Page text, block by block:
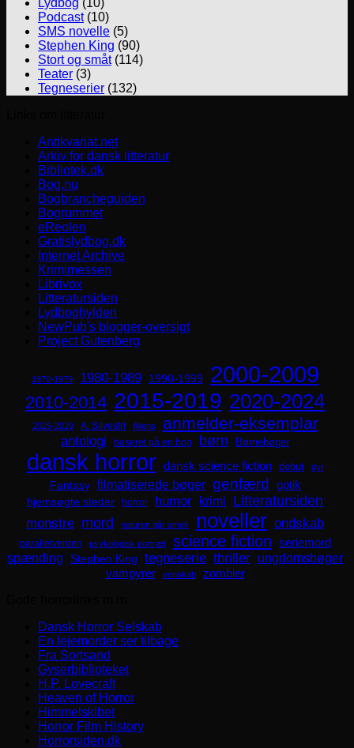
Lydbog (10)
Podcast(10)
SMS novelle (5)
Stephen King (90)
Stort og småt(114)
Teater (3)
Tegneserier (132)
Antikvariat.net
Arkiv for dansk litteratur
Bibliotek.dk
Bog.nu
Bogbrancheguiden
Bogrummet
eReolen
Gratislydbog.dk
Internet Archive
Krimimessen
Librivox
Litteratursiden
Lydboghylden
NewPub's blogger-oversigt
Project Gutenberg
1970-1979 1980-1989 1990-1999 2000-2009
2010-2014 2015-2019 2020-2024
2025-2029 A. Silvestri Aliens anmelder-eksemplar
antologi baseret på en bog børn Børnebøger
dansk horror dansk science fiction debut dyr
Fantasy filmatiserede bøger genfærd
gotik
hjemsøgte steder
horror humor krimi Litteratursiden
monstre mord naturen går amok noveller ondskab
parallelverden psykologisk portræt science fiction seriemord
spænding Stephen King tegneserie thriller ungdomsbøger
vampyrer venskab
zombier
Dansk Horror Selskab
En lejemorder ser tilbage
Fra Sortsand
Gyserbiblioteket
H.P. Lovecraft
Heaven of Horror
Himmelskibet
Horror Film History
Horrorsiden.dk